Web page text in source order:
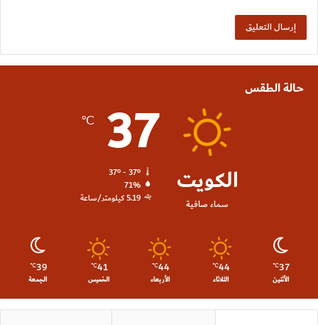
حالة الطقس
الكويت
سماء صافية
37
℃
37º - 37º
71%
5.19 كيلومتر/ساعة
37
℃
الأثنين
44
℃
الثلاثاء
44
℃
الأربعاء
41
℃
الخميس
39
℃
الجمعة